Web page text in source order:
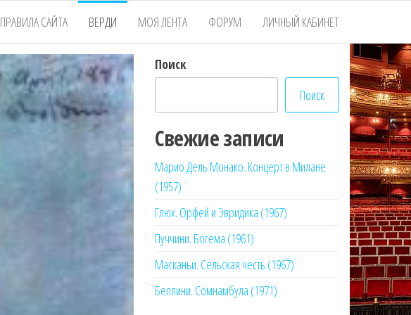
ПРАВИЛА САЙТА ВЕРДИ МОЯ ЛЕНТА ФОРУМ ЛИЧНЫЙ КАБИНЕТ
Поиск
Поиск
Свежие записи
Марио Дель Монако. Концерт в Милане
(1957)
Глюк. Орфей и Эвридика (1967)
Пуччини. Богема (1961)
Масканьи. Сельская честь (1967)
Беллини. Сомнамбула (1971)